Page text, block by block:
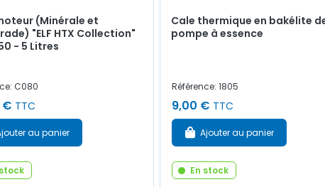
(Minérale et
"ELF HTX Collection"
- 5 Litres
C080
€ TTC
au panier
Cale thermique en bakélite
pompe à essence
Référence: 1805
9,00 € TTC
Ajouter au panier
En stock